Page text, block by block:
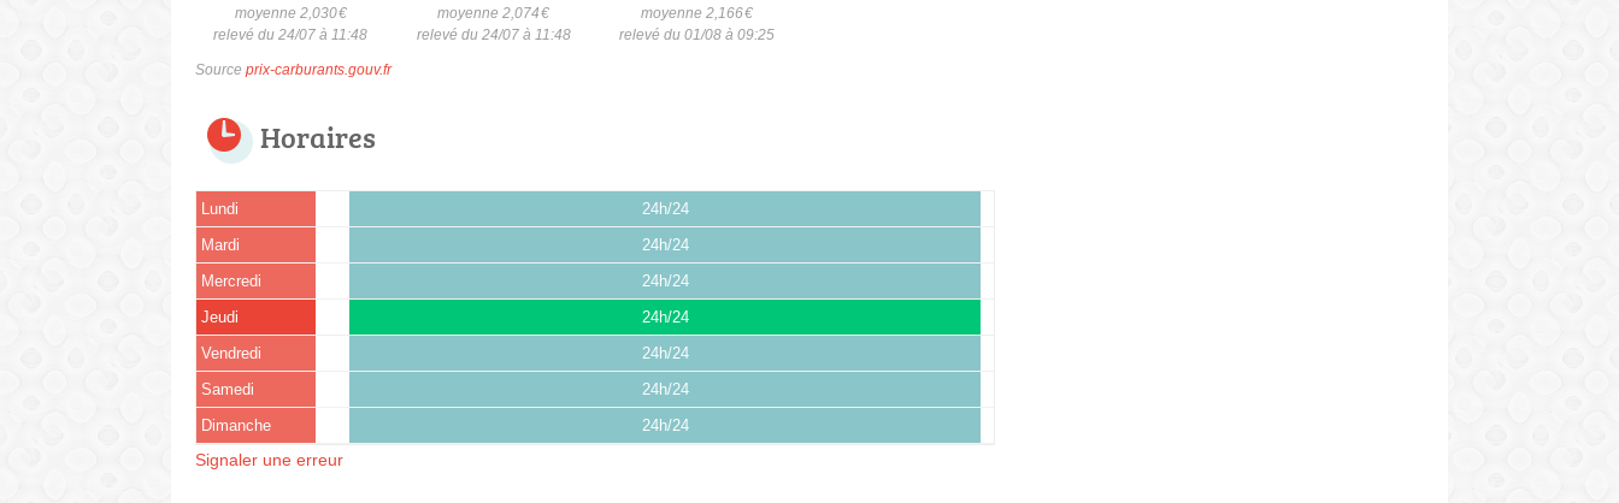
moyenne 2,030€
relevé du 24/07 à 11:48
moyenne 2,074€
relevé du 24/07 à 11:48
moyenne 2,166€
relevé du 01/08 à 09:25
Source prix-carburants.gouv.fr
Horaires
Lundi 24h/24
Mardi 24h/24
Mercredi 24h/24
Jeudi 24h/24
Vendredi 24h/24
Samedi 24h/24
Dimanche 24h/24
Signaler une erreur